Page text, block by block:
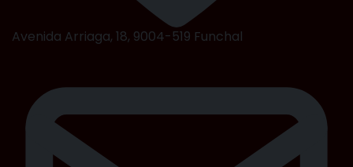
Avenida Arriaga, 18, 9004-519 Funchal